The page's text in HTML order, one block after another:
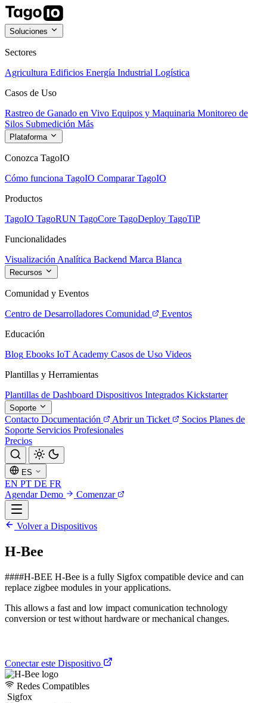
Soluciones
Sectores
Agricultura Edificios Energía Industrial Logística
Casos de Uso
Rastreo de Ganado en Vivo Equipos y Maquinaria Monitoreo de
Silos Submedición Más
Plataforma
Conozca TagoIO
Cómo funciona TagoIO Comparar TagoIO
Productos
TagoIO TagoRUN TagoCore TagoDeploy TagoTiP
Funcionalidades
Visualización Analítica Backend Marca Blanca
Recursos
Comunidad y Eventos
Centro de Desarrolladores Comunidad
Eventos
Educación
Blog Ebooks IoT Academy Casos de Uso Videos
Plantillas y Herramientas
Plantillas de Dashboard Dispositivos Integrados Kickstarter
Soporte
Contacto Documentación Abrir un Ticket Socios Planes de
Soporte Servicios Profesionales
Precios
ES
EN PT DE FR
Agendar Demo
Comenzar
Volver a Dispositivos
H-Bee
####H-BEE H-Bee is a fully Sigfox compatible device and can
replace zigbee modules in your applications.
This allows a fast and low impact comunication technology
conversion or test without hardware or mechanical changes.
Conectar este Dispositivo
Redes Compatibles
Sigfox